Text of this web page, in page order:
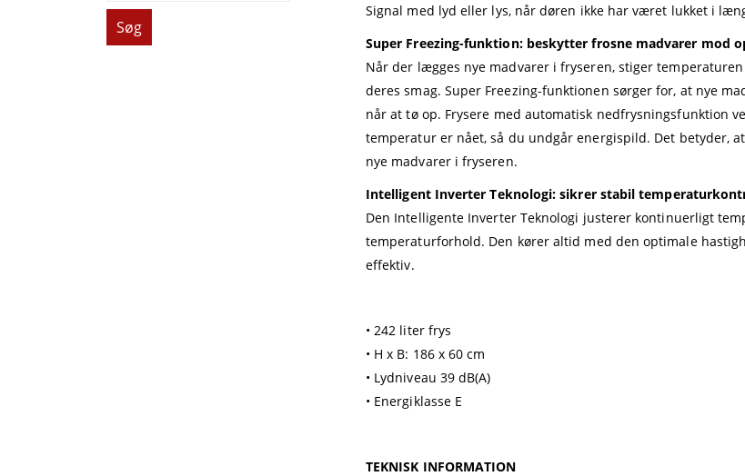
Signal med lyd eller lys, når døren ikke har været lukket i
Super Freezing-funktion: beskytter frosne madvarer mod
Når der lægges nye madvarer i fryseren, stiger
deres smag. Super Freezing-funktionen sørger for, at nye
når at tø op. Frysere med automatisk nedfrysningsfunktion
temperatur er nået, så du undgår energispild. Det betyder,
nye madvarer i fryseren.
Intelligent Inverter Teknologi: sikrer stabil
Den Intelligente Inverter Teknologi justerer kontinuerligt
temperaturforhold. Den kører altid med den optimale
effektiv.
• 242 liter frys
• H x B: 186 x 60 cm
• Lydniveau 39 dB(A)
• Energiklasse E
TEKNISK INFORMATION
Søg